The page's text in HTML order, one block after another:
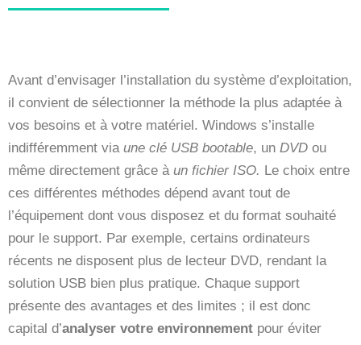
Avant d’envisager l’installation du système d’exploitation,
il convient de sélectionner la méthode la plus adaptée à
vos besoins et à votre matériel. Windows s’installe
indifféremment via une clé USB bootable, un DVD ou
même directement grâce à un fichier ISO. Le choix entre
ces différentes méthodes dépend avant tout de
l’équipement dont vous disposez et du format souhaité
pour le support. Par exemple, certains ordinateurs
récents ne disposent plus de lecteur DVD, rendant la
solution USB bien plus pratique. Chaque support
présente des avantages et des limites ; il est donc
capital d’analyser votre environnement pour éviter